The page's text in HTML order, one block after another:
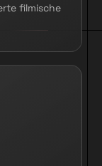
filmische